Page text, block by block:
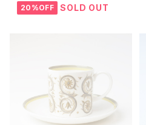
リート （ウェッジウッドロ
20%OFF SOLD OUT